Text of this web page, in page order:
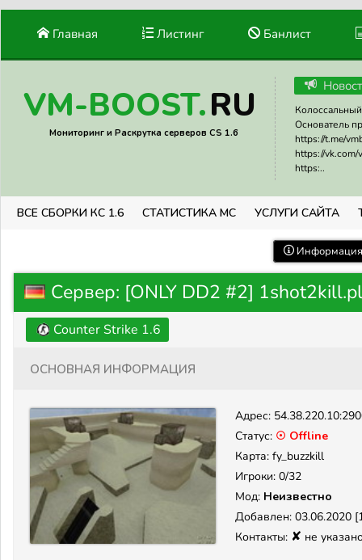
Главная Листинг Банлист
VM-BOOST.RU
Мониторинг и Раскрутка серверов CS 1.6
Основатель
https://t.me/
https://vk.com/
https:..
ВСЕ СБОРКИ КС 1.6 СТАТИСТИКА МС УСЛУГИ САЙТА
Сервер: [ONLY DD2 #2] 1shot2kill.pl
Counter Strike 1.6
Основная информация
Адрес:
Статус: ☉ Offline
Карта: fy_buzzkill
Игроки: 0/32
Мод: Неизвестно
Добавлен: 03.06.2020
Контакты: ✘ не